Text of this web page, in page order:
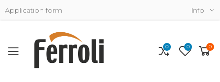
Application form Info
Toggle mobile menu
0 0 0